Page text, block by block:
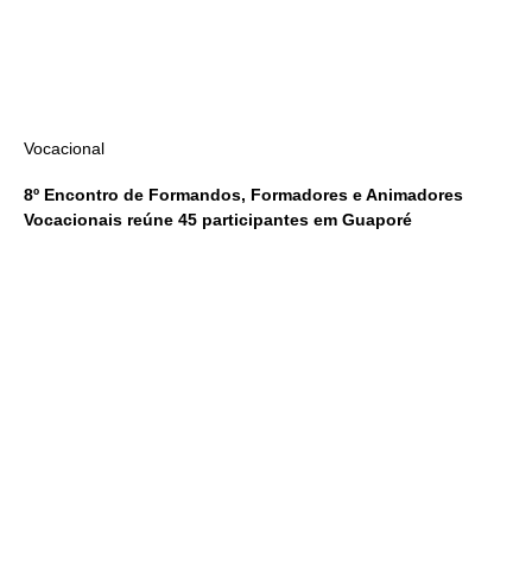
Vocacional
8º Encontro de Formandos, Formadores e Animadores
Vocacionais reúne 45 participantes em Guaporé